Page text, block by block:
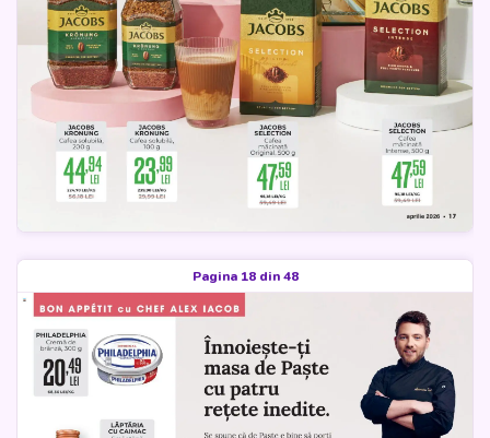
Pagina 18 din 48